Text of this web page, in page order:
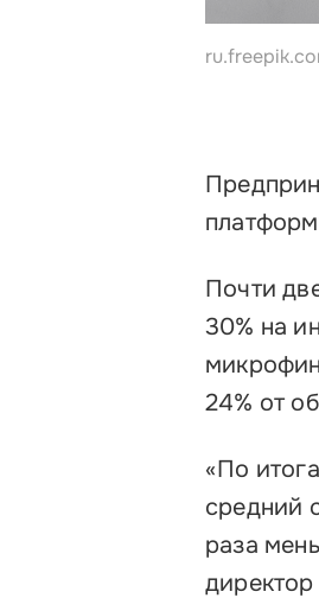
Почти
30% на
24% от
«По
средний
раза